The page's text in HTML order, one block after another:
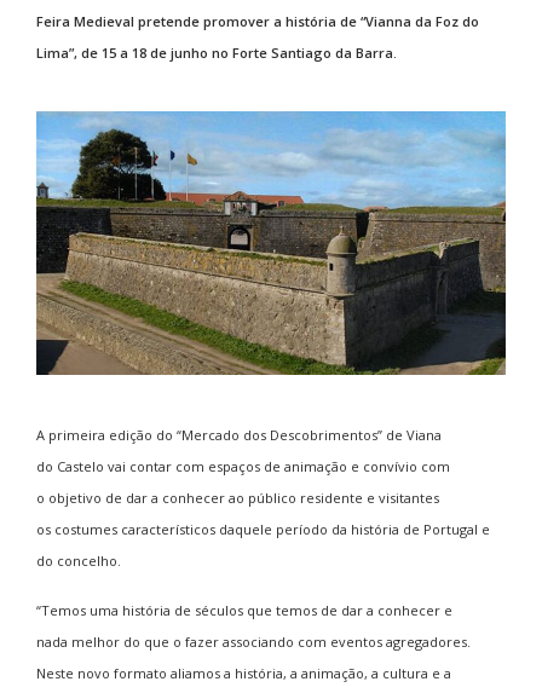
Feira Medieval pretende promover a história de “Vianna da Foz do
Lima”, de 15 a 18 de junho no Forte Santiago da Barra.
A primeira edição do “Mercado dos Descobrimentos” de Viana
do Castelo vai contar com espaços de animação e convívio com
o objetivo de dar a conhecer ao público residente e visitantes
os costumes característicos daquele período da história de Portugal e
do concelho.
“Temos uma história de séculos que temos de dar a conhecer e
nada melhor do que o fazer associando com eventos agregadores.
Neste novo formato aliamos a história, a animação, a cultura e a